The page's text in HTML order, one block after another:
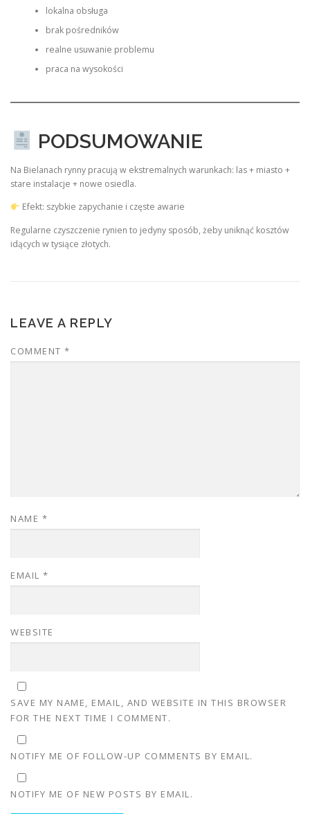
lokalna obsługa
brak pośredników
realne usuwanie problemu
praca na wysokości
PODSUMOWANIE
Na Bielanach rynny pracują w ekstremalnych warunkach: las + miasto +
stare instalacje + nowe osiedla.
Efekt: szybkie zapychanie i częste awarie
Regularne czyszczenie rynien to jedyny sposób, żeby uniknąć kosztów
idących w tysiące złotych.
LEAVE A REPLY
COMMENT *
NAME *
EMAIL *
WEBSITE
SAVE MY NAME, EMAIL, AND WEBSITE IN THIS BROWSER
FOR THE NEXT TIME I COMMENT.
NOTIFY ME OF FOLLOW-UP COMMENTS BY EMAIL.
NOTIFY ME OF NEW POSTS BY EMAIL.